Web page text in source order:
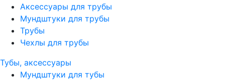
Аксессуары для трубы
Мундштуки для трубы
Трубы
Чехлы для трубы
Тубы, аксессуары
Мундштуки для тубы